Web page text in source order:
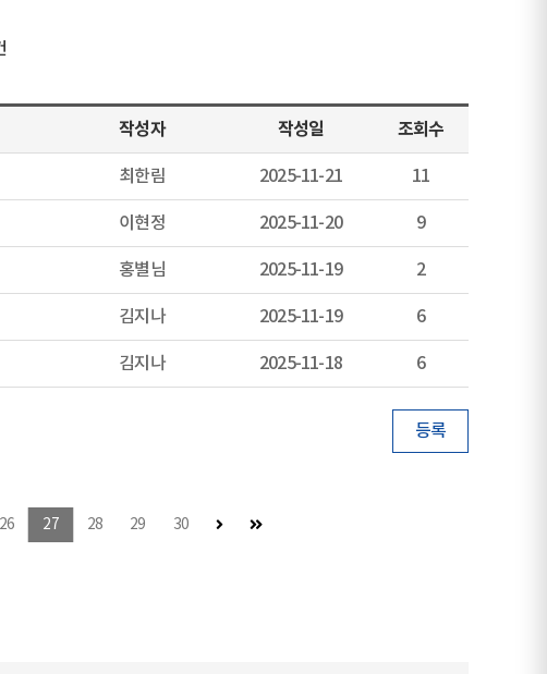
작성자 작성일 조회수
최한림 2025-11-21 11
이현정 2025-11-20 9
홍별님 2025-11-19 2
김지나 2025-11-19 6
김지나 2025-11-18 6
등록
26 27 28 29 30 다음 페이지마지막 페이지